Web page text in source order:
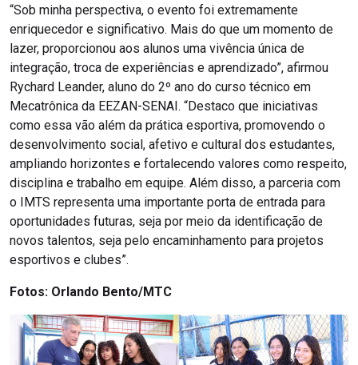
“Sob minha perspectiva, o evento foi extremamente
enriquecedor e significativo. Mais do que um momento de
lazer, proporcionou aos alunos uma vivência única de
integração, troca de experiências e aprendizado”, afirmou
Rychard Leander, aluno do 2º ano do curso técnico em
Mecatrônica da EEZAN-SENAI. “Destaco que iniciativas
como essa vão além da prática esportiva, promovendo o
desenvolvimento social, afetivo e cultural dos estudantes,
ampliando horizontes e fortalecendo valores como respeito,
disciplina e trabalho em equipe. Além disso, a parceria com
o IMTS representa uma importante porta de entrada para
oportunidades futuras, seja por meio da identificação de
novos talentos, seja pelo encaminhamento para projetos
esportivos e clubes”.
Fotos: Orlando Bento/MTC